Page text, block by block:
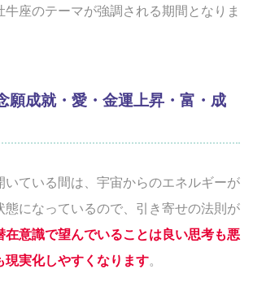
牛座のテーマが強調される期間となりま
成就・愛・金運上昇・富・成
いている間は、宇宙からのエネルギーが
態になっているので、引き寄せの法則が
在意識で望んでいることは良い思考も悪
現実化しやすくなります。